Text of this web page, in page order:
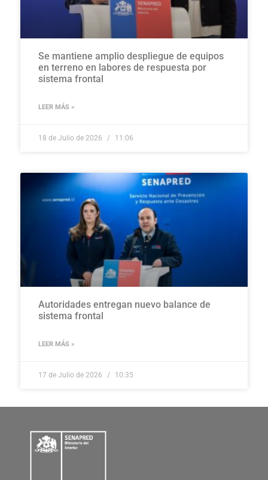
Se mantiene amplio despliegue de equipos
en terreno en labores de respuesta por
sistema frontal
LEER MÁS »
18 de Julio de 2026 11:06
Autoridades entregan nuevo balance de
sistema frontal
LEER MÁS »
17 de Julio de 2026 10:35